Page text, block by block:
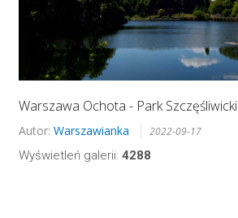
Warszawa Ochota - Park Szczęśliwicki
Autor: Warszawianka 2022-09-17
Wyświetleń galerii: 4288